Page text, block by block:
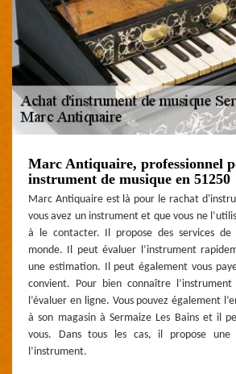
Marc Antiquaire, professionnel
instrument de musique en 51250
Marc Antiquaire est là pour le rachat
vous avez un instrument et que vous ne
à le contacter. Il propose des services
monde. Il peut évaluer l’instrument
une estimation. Il peut également vous
convient. Pour bien connaître
l’évaluer en ligne. Vous pouvez également
à son magasin à Sermaize Les Bains et il
vous. Dans tous les cas, il propose une
l’instrument.